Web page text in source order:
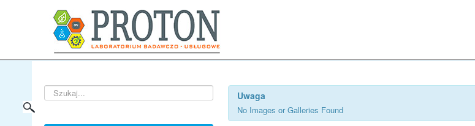
Szukaj... Uwaga
No Images or Galleries Found